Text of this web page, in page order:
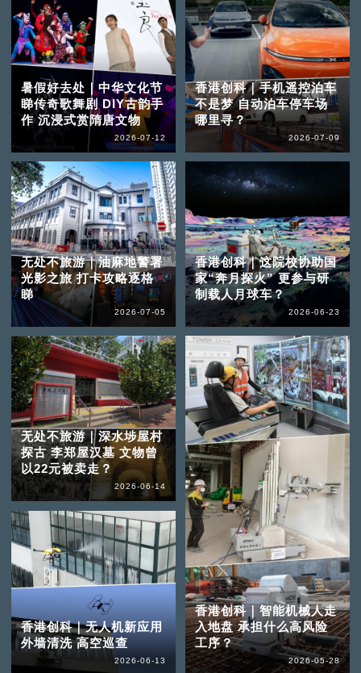
暑假好去处｜中华文化节
睇传奇歌舞剧 DIY古韵手
作 沉浸式赏隋唐文物
2026-07-12
香港创科｜手机遥控泊车
不是梦 自动泊车停车场
哪里寻？
2026-07-09
无处不旅游｜油麻地警署
光影之旅 打卡攻略逐格
睇
2026-07-05
香港创科｜这院校协助国
家“奔月探火” 更参与研
制载人月球车？
2026-06-23
无处不旅游｜深水埗屋村
探古 李郑屋汉墓 文物曾
以22元被卖走？
2026-06-14
香港创科｜无人机新应用
外墙清洗 高空巡查
2026-06-13
香港创科｜智能机械人走
入地盘 承担什么高风险
工序？
2026-05-28